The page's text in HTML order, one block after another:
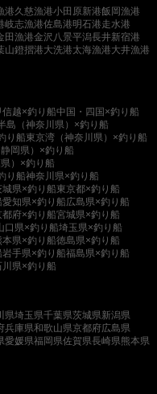
港久慈漁港小田原新港飯岡漁港
岐志漁港佐島港明石港走水港
田漁港金沢八景平潟長井新宿港
山鐙摺港大洗港太海漁港大井漁港
越×釣り船中国・四国×釣り船
島（神奈川県）×釣り船
り船東京湾（神奈川県）×釣り船
岡県）×釣り船
）×釣り船
り船神奈川県×釣り船
城県×釣り船東京都×釣り船
愛知県×釣り船広島県×釣り船
都府×釣り船宮城県×釣り船
口県×釣り船埼玉県×釣り船
本県×釣り船徳島県×釣り船
岩手県×釣り船福島県×釣り船
川県×釣り船
県埼玉県千葉県茨城県新潟県
兵庫県和歌山県京都府広島県
愛媛県福岡県佐賀県長崎県熊本県